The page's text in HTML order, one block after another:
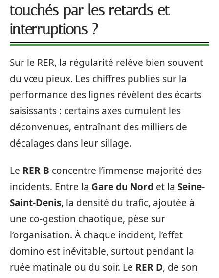
touchés par les retards et
interruptions ?
Sur le RER, la régularité relève bien souvent
du vœu pieux. Les chiffres publiés sur la
performance des lignes révèlent des écarts
saisissants : certains axes cumulent les
déconvenues, entraînant des milliers de
décalages dans leur sillage.
Le RER B concentre l’immense majorité des
incidents. Entre la Gare du Nord et la Seine-
Saint-Denis, la densité du trafic, ajoutée à
une co-gestion chaotique, pèse sur
l’organisation. À chaque incident, l’effet
domino est inévitable, surtout pendant la
ruée matinale ou du soir. Le RER D, de son